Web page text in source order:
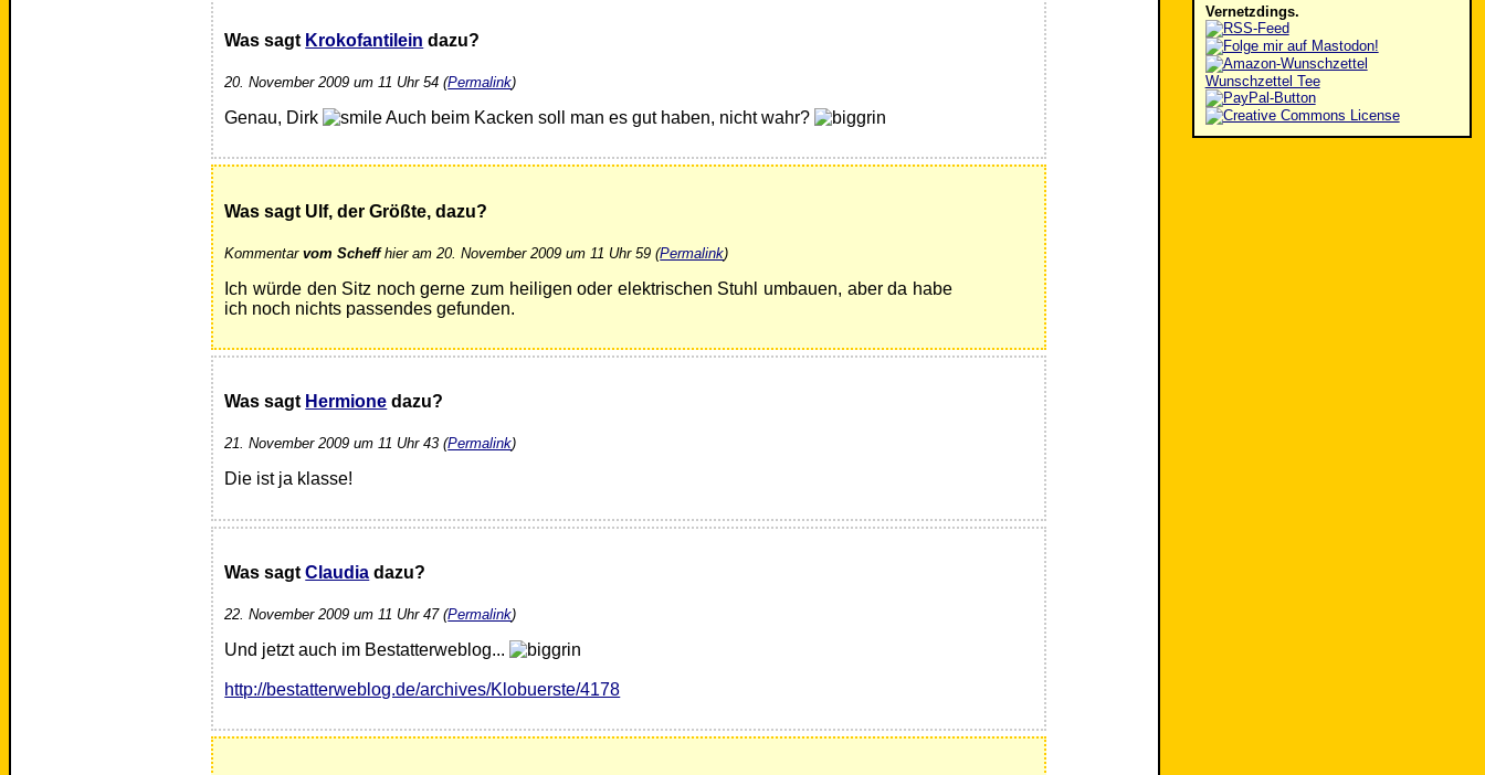
Was sagt Krokofantilein dazu?
20. November 2009 um 11 Uhr 54 (Permalink)
Genau, Dirk Auch beim Kacken soll man es gut haben, nicht wahr?
Was sagt Ulf, der Größte, dazu?
Kommentarvom Scheffhier am 20. November 2009 um 11 Uhr 59 (Permalink)
Ich würde den Sitz noch gerne zum heiligen oder elektrischen Stuhl umbauen, aber da habe
ich noch nichts passendes gefunden.
Was sagt Hermione dazu?
21. November 2009 um 11 Uhr 43 (Permalink)
Die ist ja klasse!
Was sagtClaudia dazu?
22. November 2009 um 11 Uhr 47 (Permalink)
Und jetzt auch im Bestatterweblog...
http://bestatterweblog.de/archives/Klobuerste/4178
Vernetzdings.
Wunschzettel Tee